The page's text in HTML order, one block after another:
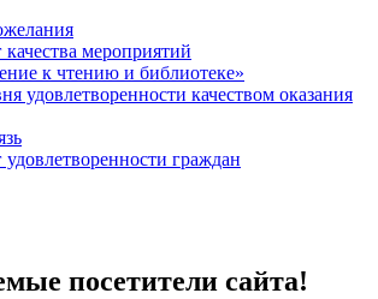
мероприятий
к чтению и библиотеке»
удовлетворенности качеством оказания
граждан
посетители сайта!